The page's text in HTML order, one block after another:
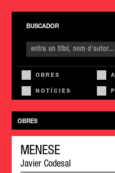
BUSCADOR
OBRES
NOTÍCIES
OBRES
MENESE
Javier Codesal